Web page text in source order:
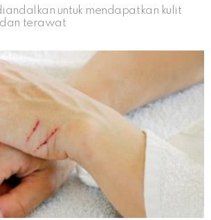
untuk mendapatkan kulit
dan terawat